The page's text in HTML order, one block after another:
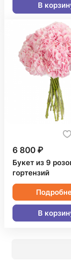
В
6 800 ₽
Букет из 9
гортензий
В